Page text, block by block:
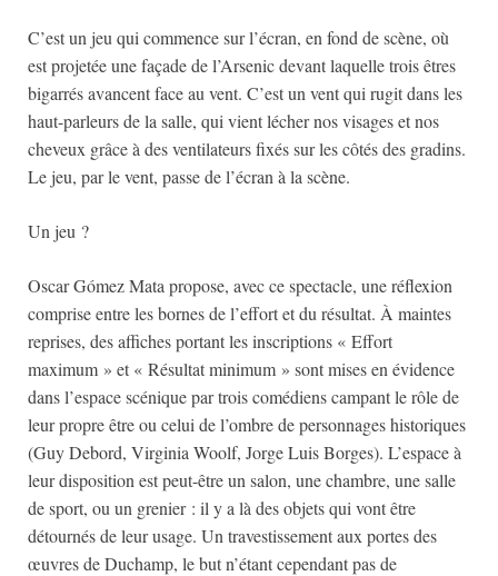
C’est un jeu qui commence sur l’écran, en fond de scène, où
est projetée une façade de l’Arsenic devant laquelle trois êtres
bigarrés avancent face au vent. C’est un vent qui rugit dans les
haut-parleurs de la salle, qui vient lécher nos visages et nos
cheveux grâce à des ventilateurs fixés sur les côtés des gradins.
Le jeu, par le vent, passe de l’écran à la scène.
Un jeu ?
Oscar Gómez Mata propose, avec ce spectacle, une réflexion
comprise entre les bornes de l’effort et du résultat. À maintes
reprises, des affiches portant les inscriptions « Effort
maximum » et « Résultat minimum » sont mises en évidence
dans l’espace scénique par trois comédiens campant le rôle de
leur propre être ou celui de l’ombre de personnages historiques
(Guy Debord, Virginia Woolf, Jorge Luis Borges). L’espace à
leur disposition est peut-être un salon, une chambre, une salle
de sport, ou un grenier : il y a là des objets qui vont être
détournés de leur usage. Un travestissement aux portes des
œuvres de Duchamp, le but n’étant cependant pas de